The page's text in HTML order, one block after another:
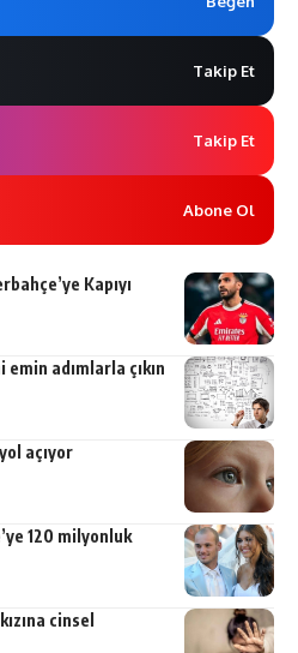
Takip Et
Takip Et
Abone Ol
Kapıyı
adımlarla çıkın
açıyor
120 milyonluk
cinsel